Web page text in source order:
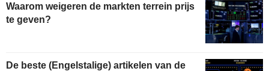
Waarom weigeren de markten terrein prijs
te geven?
De beste (Engelstalige) artikelen van de